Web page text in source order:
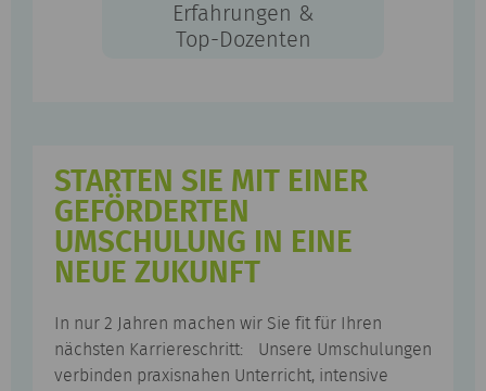
Erfahrungen &
Top-Dozenten
STARTEN SIE MIT EINER
GEFÖRDERTEN
UMSCHULUNG IN EINE
NEUE ZUKUNFT
In nur 2 Jahren machen wir Sie fit für Ihren
nächsten Karriereschritt: Unsere Umschulungen
verbinden praxisnahen Unterricht, intensive